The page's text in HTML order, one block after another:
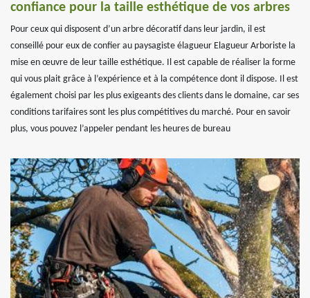
confiance pour la taille esthétique de vos arbres
Pour ceux qui disposent d’un arbre décoratif dans leur jardin, il est
conseillé pour eux de confier au paysagiste élagueur Elagueur Arboriste la
mise en œuvre de leur taille esthétique. Il est capable de réaliser la forme
qui vous plait grâce à l’expérience et à la compétence dont il dispose. Il est
également choisi par les plus exigeants des clients dans le domaine, car ses
conditions tarifaires sont les plus compétitives du marché. Pour en savoir
plus, vous pouvez l’appeler pendant les heures de bureau